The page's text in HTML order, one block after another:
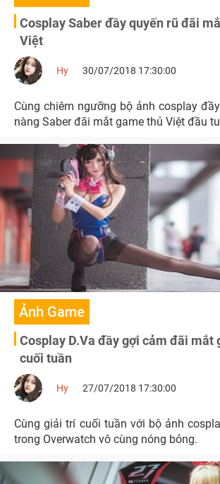
Cosplay Saber đầy quyến rũ đãi
Việt
Hy 30/07/2018 17:30:00
Cùng chiêm ngưỡng bộ ảnh cosplay
nàng Saber đãi mắt game thủ Việt đầu
Ảnh Game
Cosplay D.Va đầy gợi cảm đãi mắt
cuối tuần
Hy 27/07/2018 17:30:00
Cùng giải trí cuối tuần với bộ ảnh
trong Overwatch vô cùng nóng bỏng.